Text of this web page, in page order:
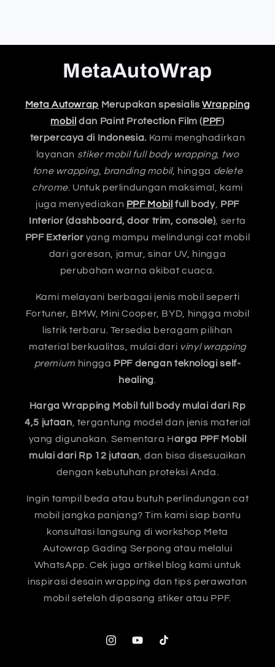
MetaAutoWrap
Meta Autowrap Merupakan spesialisWrapping
mobil dan Paint Protection Film (PPF)
terpercaya di Indonesia. Kami menghadirkan
layanan stiker mobil full body wrapping, two
tone wrapping, branding mobil, hingga delete
chrome. Untuk perlindungan maksimal, kami
juga menyediakan PPF Mobil full body, PPF
Interior (dashboard, door trim, console) , serta
PPF Exterior yang mampu melindungi cat mobil
dari goresan, jamur, sinar UV, hingga
perubahan warna akibat cuaca.
Kami melayani berbagai jenis mobil seperti
Fortuner, BMW, Mini Cooper, BYD, hingga mobil
listrik terbaru. Tersedia beragam pilihan
material berkualitas, mulai dari vinyl wrapping
premium hingga PPF dengan teknologi self-
healing
Harga Wrapping Mobil full body mulai dari Rp
4,5 jutaan, tergantung model dan jenis material
yang digunakan. Sementara Harga PPF Mobil
mulai dari Rp 12 jutaan, dan bisa disesuaikan
dengan kebutuhan proteksi Anda.
Ingin tampil beda atau butuh perlindungan cat
mobil jangka panjang? Tim kami siap bantu
konsultasi langsung di workshop Meta
Autowrap Gading Serpong atau melalui
WhatsApp. Cek juga artikel blog kami untuk
inspirasi desain wrapping dan tips perawatan
mobil setelah dipasang stiker atau PPF.
InstagramYouTubeTikTok